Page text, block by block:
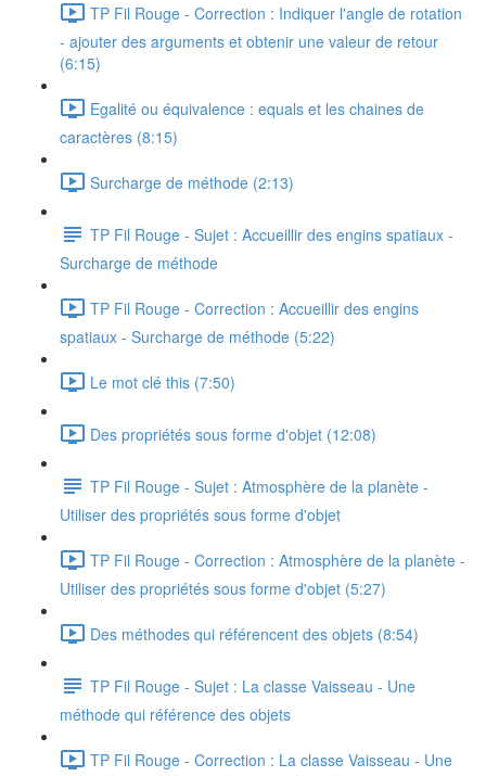
TP Fil Rouge - Correction : Indiquer l'angle de rotation
- ajouter des arguments et obtenir une valeur de retour
(6:15)
Egalité ou équivalence : equals et les chaines de
caractères (8:15)
Surcharge de méthode (2:13)
TP Fil Rouge - Sujet : Accueillir des engins spatiaux -
Surcharge de méthode
TP Fil Rouge - Correction : Accueillir des engins
spatiaux - Surcharge de méthode (5:22)
Le mot clé this (7:50)
Des propriétés sous forme d'objet (12:08)
TP Fil Rouge - Sujet : Atmosphère de la planète -
Utiliser des propriétés sous forme d'objet
TP Fil Rouge - Correction : Atmosphère de la planète -
Utiliser des propriétés sous forme d'objet (5:27)
Des méthodes qui référencent des objets (8:54)
TP Fil Rouge - Sujet : La classe Vaisseau - Une
méthode qui référence des objets
TP Fil Rouge - Correction : La classe Vaisseau - Une